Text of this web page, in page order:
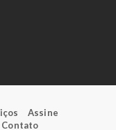
Assine
Contato